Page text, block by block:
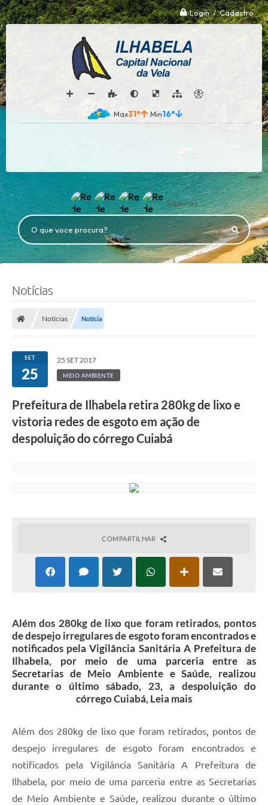
Login / Cadastro
31° 16°
Siga-nos
O que voce procura?
Notícias
Notícias Notícia
SET
25
25 SET 2017
MEIO AMBIENTE
Prefeitura de Ilhabela retira 280kg de lixo e
vistoria redes de esgoto em ação de
despoluição do córrego Cuiabá
COMPARTILHAR
Além dos 280kg de lixo que foram retirados, pontos
de despejo irregulares de esgoto foram encontrados e
notificados pela Vigilância Sanitária A Prefeitura de
Ilhabela, por meio de uma parceria entre as
Secretarias de Meio Ambiente e Saúde, realizou
durante o último sábado, 23, a despoluição do
córrego Cuiabá, Leia mais
Além dos 280kg de lixo que foram retirados, pontos de
despejo irregulares de esgoto foram encontrados e
notificados pela Vigilância Sanitária A Prefeitura de
Ilhabela, por meio de uma parceria entre as Secretarias
de Meio Ambiente e Saúde, realizou durante o último